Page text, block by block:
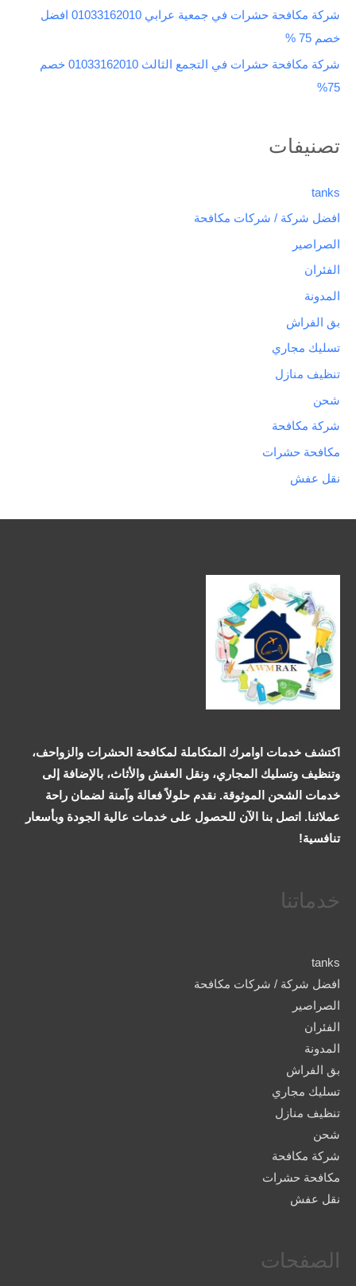
شركة مكافحة حشرات في جمعية عرابي 01033162010 افضل
خصم 75 %
شركة مكافحة حشرات في التجمع الثالث 01033162010 خصم
75%
تصنيفات
tanks
افضل شركة / شركات مكافحة
الصراصير
الفئران
المدونة
بق الفراش
تسليك مجاري
تنظيف منازل
شحن
شركة مكافحة
مكافحة حشرات
نقل عفش
اكتشف خدمات اوامرك المتكاملة لمكافحة الحشرات والزواحف،
وتنظيف وتسليك المجاري، ونقل العفش والأثاث، بالإضافة إلى
خدمات الشحن الموثوقة. نقدم حلولاً فعالة وآمنة لضمان راحة
عملائنا. اتصل بنا الآن للحصول على خدمات عالية الجودة وبأسعار
تنافسية!
خدماتنا
tanks
افضل شركة / شركات مكافحة
الصراصير
الفئران
المدونة
بق الفراش
تسليك مجاري
تنظيف منازل
شحن
شركة مكافحة
مكافحة حشرات
نقل عفش
الصفحات